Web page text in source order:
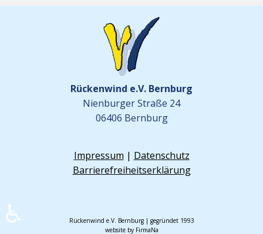
Rückenwind e.V. Bernburg
Nienburger Straße 24
06406 Bernburg
Impressum | Datenschutz
Barrierefreiheitserklärung
Rückenwind e.V. Bernburg | gegründet 1993
website by FirmaNa